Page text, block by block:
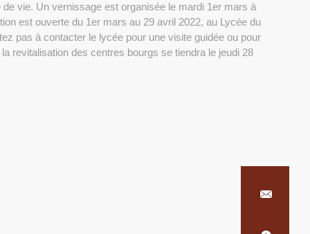
vie. Un vernissage est organisée le mardi 1er mars à
est ouverte du 1er mars au 29 avril 2022, au Lycée du
pas à contacter le lycée pour une visite guidée ou pour
revitalisation des centres bourgs se tiendra le jeudi 28